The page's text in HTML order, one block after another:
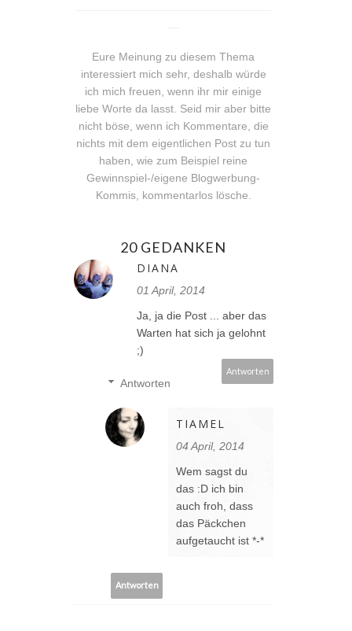
Eure Meinung zu diesem Thema
interessiert mich sehr, deshalb würde
ich mich freuen, wenn ihr mir einige
liebe Worte da lasst. Seid mir aber bitte
nicht böse, wenn ich Kommentare, die
nichts mit dem eigentlichen Post zu tun
haben, wie zum Beispiel reine
Gewinnspiel-/eigene Blogwerbung-
Kommis, kommentarlos lösche.
20 GEDANKEN
DIANA
01 April, 2014
Ja, ja die Post ... aber das
Warten hat sich ja gelohnt
;)
Antworten
Antworten
TIAMEL
04 April, 2014
Wem sagst du
das :D ich bin
auch froh, dass
das Päckchen
aufgetaucht ist *-*
Antworten